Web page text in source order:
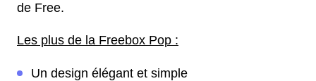
de Free.
Les plus de la Freebox Pop :
Un design élégant et simple